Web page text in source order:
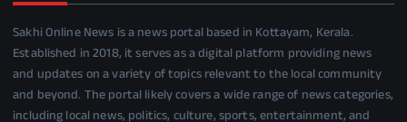
Sakhi Online News is a news portal based in Kottayam, Kerala.
Established in 2018, it serves as a digital platform providing news
and updates on a variety of topics relevant to the local community
and beyond. The portal likely covers a wide range of news categories,
including local news, politics, culture, sports, entertainment, and